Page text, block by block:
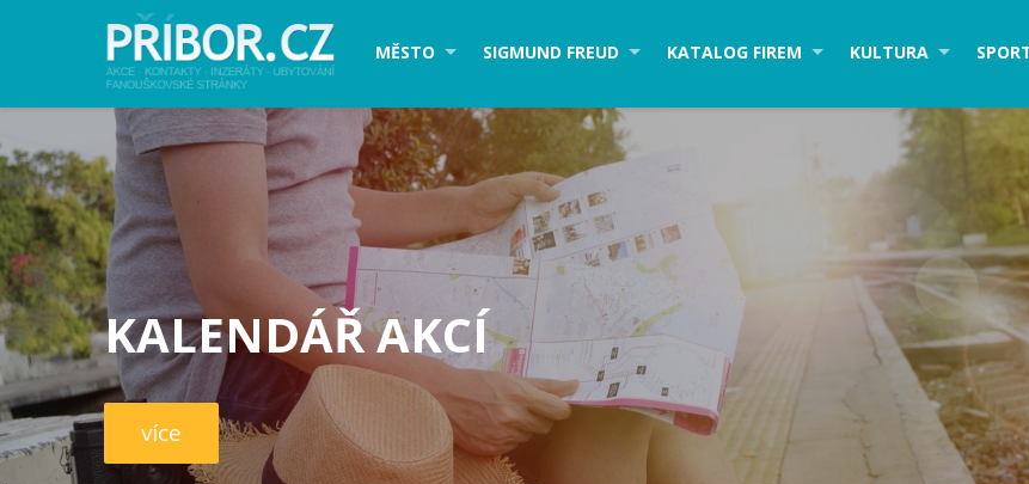
MĚSTO SIGMUND FREUD KATALOG FIREM KULTURA
KALENDÁŘ AKCÍ
více